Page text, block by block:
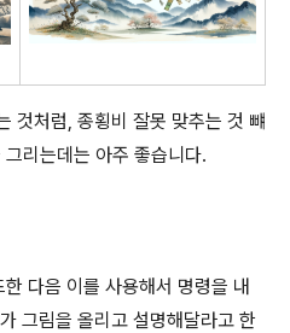
것처럼, 종횡비 잘못 맞추는 것 뺴
리는데는 아주 좋습니다.
다음 이를 사용해서 명령을 내
그림을 올리고 설명해달라고 한